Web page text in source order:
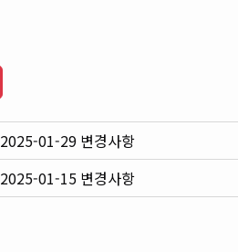
2025-01-29 변경사항
2025-01-15 변경사항